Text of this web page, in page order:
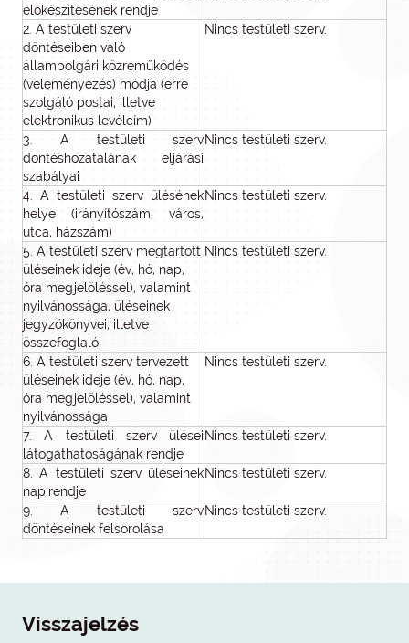
előkészítésének rendje
2. A testületi szerv
döntéseiben való
állampolgári közreműködés
(véleményezés) módja (erre
szolgáló postai, illetve
elektronikus levélcím)
Nincs testületi szerv.
3. A testületi szerv
döntéshozatalának eljárási
szabályai
Nincs testületi szerv.
4. A testületi szerv ülésének
helye (irányítószám, város,
utca, házszám)
Nincs testületi szerv.
5. A testületi szerv megtartott
üléseinek ideje (év, hó, nap,
óra megjelöléssel), valamint
nyilvánossága, üléseinek
jegyzőkönyvei, illetve
összefoglalói
Nincs testületi szerv.
6. A testületi szerv tervezett
üléseinek ideje (év, hó, nap,
óra megjelöléssel), valamint
nyilvánossága
Nincs testületi szerv.
7. A testületi szerv ülései
látogathatóságának rendje
Nincs testületi szerv.
8. A testületi szerv üléseinek
napirendje
Nincs testületi szerv.
9. A testületi szerv
döntéseinek felsorolása
Nincs testületi szerv.
Visszajelzés